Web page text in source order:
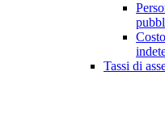
Tassi di